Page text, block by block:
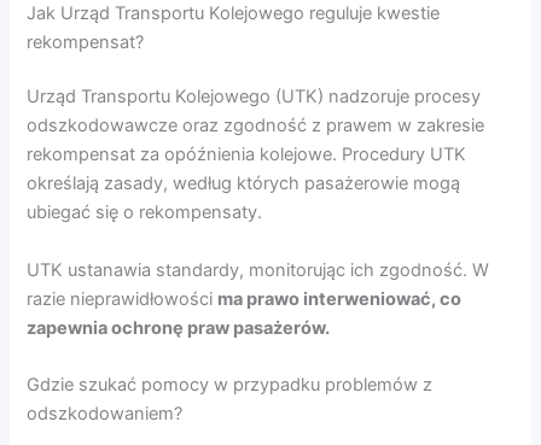
Jak Urząd Transportu Kolejowego reguluje kwestie
rekompensat?
Urząd Transportu Kolejowego (UTK) nadzoruje procesy
odszkodowawcze oraz zgodność z prawem w zakresie
rekompensat za opóźnienia kolejowe. Procedury UTK
określają zasady, według których pasażerowie mogą
ubiegać się o rekompensaty.
UTK ustanawia standardy, monitorując ich zgodność. W
razie nieprawidłowości ma prawo interweniować, co
zapewnia ochronę praw pasażerów.
Gdzie szukać pomocy w przypadku problemów z
odszkodowaniem?